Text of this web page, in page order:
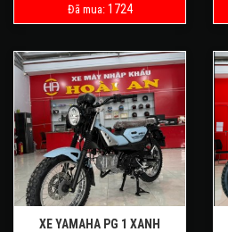
Đã mua: 1724
XE YAMAHA PG 1 XANH